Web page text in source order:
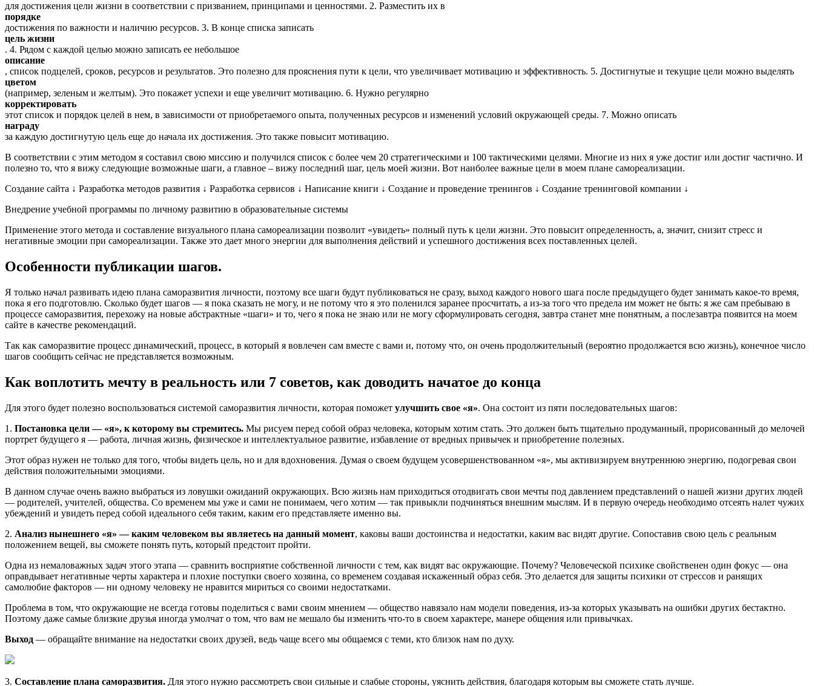
для достижения цели жизни в соответствии с призванием, принципами и ценностями. 2. Разместить их в
порядке
достижения по важности и наличию ресурсов. 3. В конце списка записать
цель жизни
. 4. Рядом с каждой целью можно записать ее небольшое
описание
, список подцелей, сроков, ресурсов и результатов. Это полезно для прояснения пути к цели, что увеличивает мотивацию и эффективность. 5. Достигнутые и текущие цели можно выделять
цветом
(например, зеленым и желтым). Это покажет успехи и еще увеличит мотивацию. 6. Нужно регулярно
корректировать
этот список и порядок целей в нем, в зависимости от приобретаемого опыта, полученных ресурсов и изменений условий окружающей среды. 7. Можно описать
награду
за каждую достигнутую цель еще до начала их достижения. Это также повысит мотивацию.
В соответствии с этим методом я составил свою миссию и получился список с более чем 20 стратегическими и 100 тактическими целями. Многие из них я уже достиг или достиг частично. И
полезно то, что я вижу следующие возможные шаги, а главное – вижу последний шаг, цель моей жизни. Вот наиболее важные цели в моем плане самореализации.
Создание сайта ↓ Разработка методов развития ↓ Разработка сервисов ↓ Написание книги ↓ Создание и проведение тренингов ↓ Создание тренинговой компании ↓
Внедрение учебной программы по личному развитию в образовательные системы
Применение этого метода и составление визуального плана самореализации позволит «увидеть» полный путь к цели жизни. Это повысит определенность, а, значит, снизит стресс и
негативные эмоции при самореализации. Также это дает много энергии для выполнения действий и успешного достижения всех поставленных целей.
Особенности публикации шагов.
Я только начал развивать идею плана саморазвития личности, поэтому все шаги будут публиковаться не сразу, выход каждого нового шага после предыдущего будет занимать какое-то время,
пока я его подготовлю. Сколько будет шагов — я пока сказать не могу, и не потому что я это поленился заранее просчитать, а из-за того что предела им может не быть: я же сам пребываю в
процессе саморазвития, перехожу на новые абстрактные «шаги» и то, чего я пока не знаю или не могу сформулировать сегодня, завтра станет мне понятным, а послезавтра появится на моем
сайте в качестве рекомендаций.
Так как саморазвитие процесс динамический, процесс, в который я вовлечен сам вместе с вами и, потому что, он очень продолжительный (вероятно продолжается всю жизнь), конечное число
шагов сообщить сейчас не представляется возможным.
Как воплотить мечту в реальность или 7 советов, как доводить начатое до конца
Для этого будет полезно воспользоваться системой саморазвития личности, которая поможет улучшить свое «я». Она состоит из пяти последовательных шагов:
1. Постановка цели — «я», к которому вы стремитесь. Мы рисуем перед собой образ человека, которым хотим стать. Это должен быть тщательно продуманный, прорисованный до мелочей
портрет будущего я — работа, личная жизнь, физическое и интеллектуальное развитие, избавление от вредных привычек и приобретение полезных.
Этот образ нужен не только для того, чтобы видеть цель, но и для вдохновения. Думая о своем будущем усовершенствованном «я», мы активизируем внутреннюю энергию, подогревая свои
действия положительными эмоциями.
В данном случае очень важно выбраться из ловушки ожиданий окружающих. Всю жизнь нам приходиться отодвигать свои мечты под давлением представлений о нашей жизни других людей
— родителей, учителей, общества. Со временем мы уже и сами не понимаем, чего хотим — так привыкли подчиняться внешним мыслям. И в первую очередь необходимо отсеять налет чужих
убеждений и увидеть перед собой идеального себя таким, каким его представляете именно вы.
2. Анализ нынешнего «я» — каким человеком вы являетесь на данный момент, каковы ваши достоинства и недостатки, каким вас видят другие. Сопоставив свою цель с реальным
положением вещей, вы сможете понять путь, который предстоит пройти.
Одна из немаловажных задач этого этапа — сравнить восприятие собственной личности с тем, как видят вас окружающие. Почему? Человеческой психике свойственен один фокус — она
оправдывает негативные черты характера и плохие поступки своего хозяина, со временем создавая искаженный образ себя. Это делается для защиты психики от стрессов и ранящих
самолюбие факторов — ни одному человеку не нравится мириться со своими недостатками.
Проблема в том, что окружающие не всегда готовы поделиться с вами своим мнением — общество навязало нам модели поведения, из-за которых указывать на ошибки других бестактно.
Поэтому даже самые близкие друзья иногда умолчат о том, что вам не мешало бы изменить что-то в своем характере, манере общения или привычках.
Выход — обращайте внимание на недостатки своих друзей, ведь чаще всего мы общаемся с теми, кто близок нам по духу.
3. Составление плана саморазвития. Для этого нужно рассмотреть свои сильные и слабые стороны, уяснить действия, благодаря которым вы сможете стать лучше.